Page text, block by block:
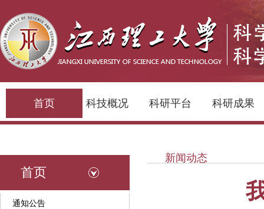
首页 科技概况 科研平台 科研成果
首页
通知公告
新闻动态